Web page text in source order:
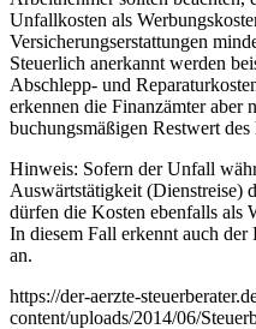
Unfallkosten als
Versicherungserstattungen
Steuerlich anerkannt werden
Abschlepp- und
erkennen die Finanzämter aber
buchungsmäßigen Restwert
Hinweis: Sofern der Unfall
Auswärtstätigkeit (Dienstreise)
dürfen die Kosten ebenfalls als
In diesem Fall erkennt auch
an.
https://der-aerzte-
content/uploads/2014/06/